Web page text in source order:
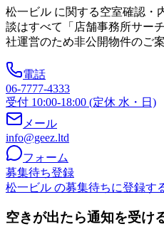
松一ビル に関する空室確認・
談はすべて「店舗事務所サー
社運営のため非公開物件のご
電話
06-7777-4333
受付 10:00-18:00 (定休 水・日)
メール
info@geez.ltd
フォーム
募集待ち登録
松一ビル の募集待ちに登録す
空きが出たら通知を受け